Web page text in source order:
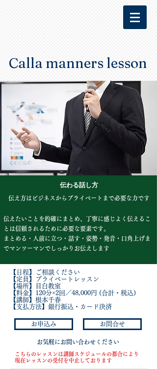
​​ Calla manners lesson
伝わる話し方
伝え方はビジネスからプライベートまで必要な力です
伝えたいことを的確にまとめ、丁寧に感じよく伝えるこ
とは信頼されるために必要な要素です。
まとめる・人前に立つ・話す・姿勢・発音・口角上げま
でマンツーマンでしっかりお伝えします
【日程】ご相談ください
【定員】プライベートレッスン
【場所】目白教室
【料金】120分×2回／48,000円 (合計・税込)
​​【講師】根本千春
​【支払方法】銀行振込・カード決済
お申込み お問合せ
​お気軽にお問い合わせください
​こちらのレッスンは講師スケジュールの都合により
現在レッスンの受付を中止しております